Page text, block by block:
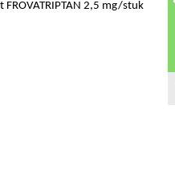
FROVATRIPTAN 2,5 mg/stuk